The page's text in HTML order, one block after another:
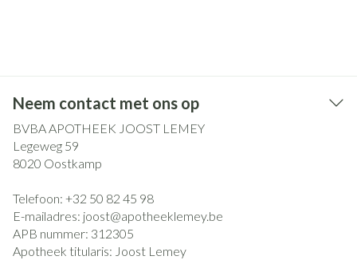
Neem contact met ons op
BVBA APOTHEEK JOOST LEMEY
Legeweg 59
8020 Oostkamp
Telefoon: +32 50 82 45 98
E-mailadres: joost@apotheeklemey.be
APB nummer: 312305
Apotheek titularis: Joost Lemey